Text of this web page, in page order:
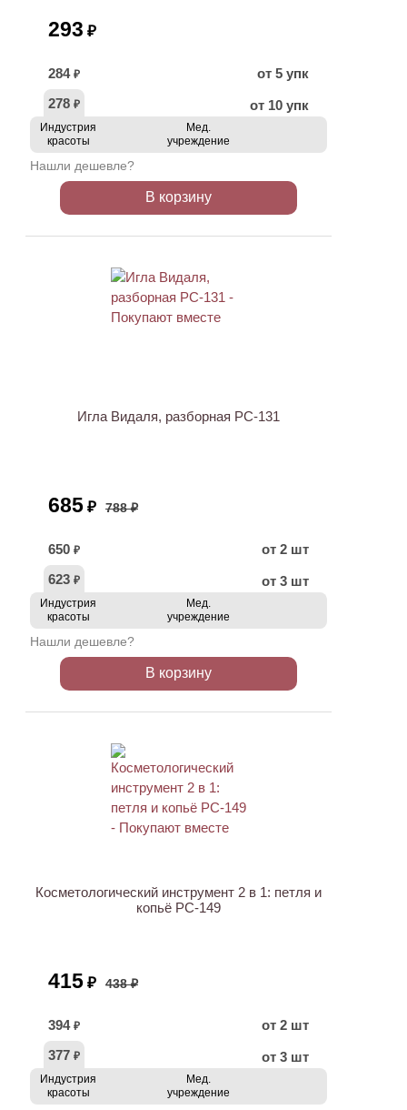
293 ₽
284 ₽
от 5 упк
278 ₽ от 10 упк
Индустрия
красоты
Мед.
учреждение
Нашли дешевле?
В корзину
Игла Видаля, разборная PC-131
685 ₽ 788 ₽
650 ₽
от 2 шт
623 ₽ от 3 шт
Индустрия
красоты
Мед.
учреждение
Нашли дешевле?
В корзину
Косметологический инструмент 2 в 1: петля и
копьё PC-149
415 ₽ 438 ₽
394 ₽
от 2 шт
377 ₽ от 3 шт
Индустрия
красоты
Мед.
учреждение